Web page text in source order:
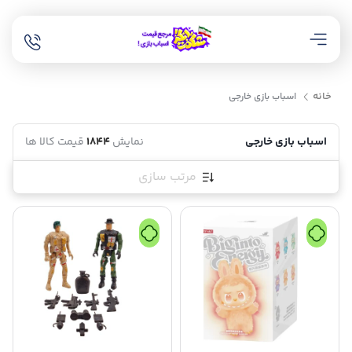
خانه اسباب بازی خارجی
اسباب بازی خارجی نمایش1844قیمت کالا ها
مرتب سازی